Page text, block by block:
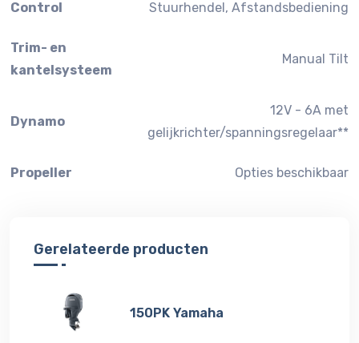
Control Stuurhendel, Afstandsbediening
Trim- en
kantelsysteem
Manual Tilt
Dynamo
12V - 6A met
gelijkrichter/spanningsregelaar**
Propeller Opties beschikbaar
Gerelateerde producten
150PK Yamaha